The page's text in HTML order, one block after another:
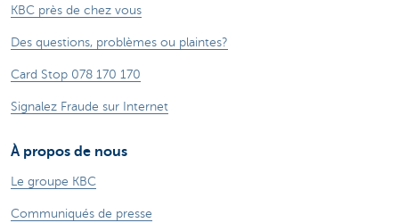
KBC près de chez vous
Des questions, problèmes ou plaintes?
Card Stop 078 170 170
Signalez Fraude sur Internet
À propos de nous
Le groupe KBC
Communiqués de presse